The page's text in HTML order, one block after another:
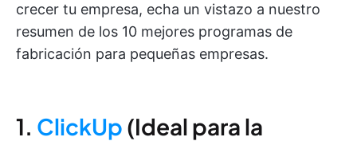
crecer tu empresa, echa un vistazo a nuestro
resumen de los 10 mejores programas de
fabricación para pequeñas empresas.
1. ClickUp (Ideal para la